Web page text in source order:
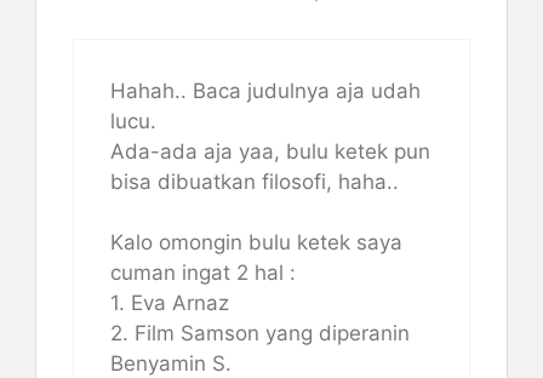
Hahah.. Baca judulnya aja udah
lucu.
Ada-ada aja yaa, bulu ketek pun
bisa dibuatkan filosofi, haha..
Kalo omongin bulu ketek saya
cuman ingat 2 hal :
1. Eva Arnaz
2. Film Samson yang diperanin
Benyamin S.